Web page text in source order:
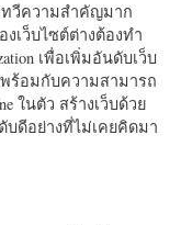
ทวีความสำคัญมาก
งเว็บไซต์ต่างต้องทำ
เพื่อเพิ่มอันดับเว็บ
พร้อมกับความสามารถ
ในตัว สร้างเว็บด้วย
ดีอย่างที่ไม่เคยคิดมา